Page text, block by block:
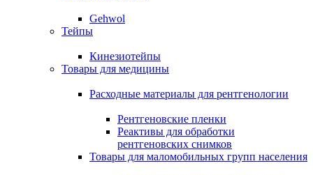
Gehwol
Тейпы
Кинезиотейпы
Товары для медицины
Расходные материалы для рентгенологии
Рентгеновские пленки
Реактивы для обработки
рентгеновских снимков
Товары для маломобильных групп населения